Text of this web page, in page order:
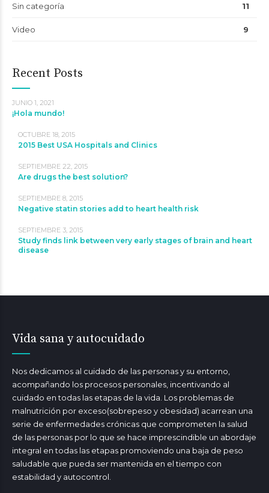
Sin categoría 11
Video 9
Recent Posts
JUNIO 1, 2021
¡Hola mundo!
OCTUBRE 18, 2015
2015 Best USA Hospitals and Clinics
SEPTIEMBRE 22, 2015
Are drugs the best solution?
SEPTIEMBRE 8, 2015
Negative statin stories add to heart health risk
SEPTIEMBRE 3, 2015
Study finds link between very early stages of brain and heart
disease
Vida sana y autocuidado
Nos dedicamos al cuidado de las personas y su entorno,
acompañando los procesos personales, incentivando al
cuidado en todas las etapas de la vida. Los problemas de
malnutrición por exceso(sobrepeso y obesidad) acarrean una
serie de enfermedades crónicas que comprometen la salud
de las personas por lo que se hace imprescindible un abordaje
integral en todas las etapas promoviendo una baja de peso
saludable que pueda ser mantenida en el tiempo con
estabilidad y autocontrol.